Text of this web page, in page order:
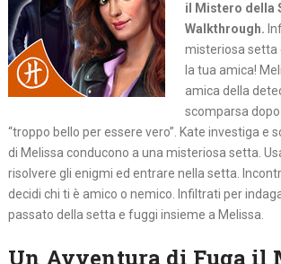
il Mistero della
Walkthrough.
misteriosa setta
la tua amica!
amica della
scomparsa
“troppo bello per essere vero”. Kate investiga e
di Melissa conducono a una misteriosa setta.
risolvere gli enigmi ed entrare nella setta.
decidi chi ti è amico o nemico. Infiltrati per
passato della setta e fuggi insieme a Melissa.
Un Avventura di Fuga il